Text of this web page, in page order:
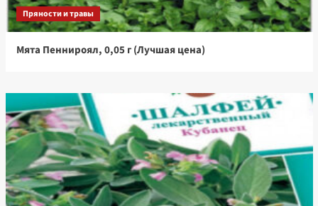
Пряности и травы
Мята Пеннироял, 0,05 г (Лучшая цена)